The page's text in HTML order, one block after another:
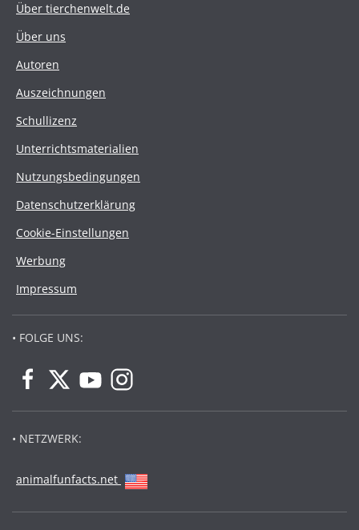
Über tierchenwelt.de
Über uns
Autoren
Auszeichnungen
Schullizenz
Unterrichtsmaterialien
Nutzungsbedingungen
Datenschutzerklärung
Cookie-Einstellungen
Werbung
Impressum
• FOLGE UNS:
• NETZWERK:
animalfunfacts.net